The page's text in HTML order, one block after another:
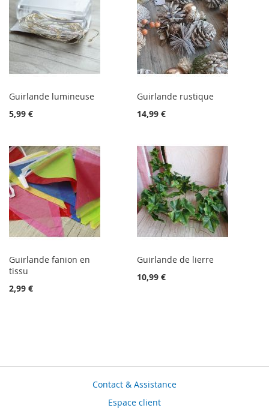
Guirlande lumineuse
5,99 €
Guirlande rustique
14,99 €
Guirlande fanion en
tissu
2,99 €
Guirlande de lierre
10,99 €
Contact & Assistance
Espace client